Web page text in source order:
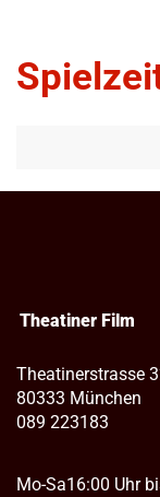
Theatiner Film
Theatinerstrasse
80333 München
089 223183
Mo-Sa16:00 Uhr